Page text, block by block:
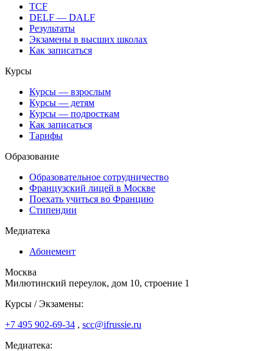
TCF
DELF — DALF
Результаты
Экзамены в высших школах
Как записаться
Курсы
Курсы — взрослым
Курсы — детям
Курсы — подросткам
Как записаться
Тарифы
Образование
Образовательное сотрудничество
Французский лицей в Москве
Поехать учиться во Францию
Стипендии
Медиатека
Абонемент
Москва
Милютинский переулок, дом 10, строение 1
Курсы / Экзамены:
+7 495 902-69-34 , scc@ifrussie.ru
Медиатека: